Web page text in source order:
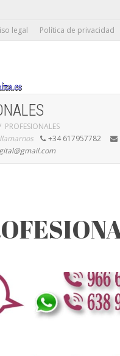
legal Política de privacidad
PROFESIONALES
+34 617957782